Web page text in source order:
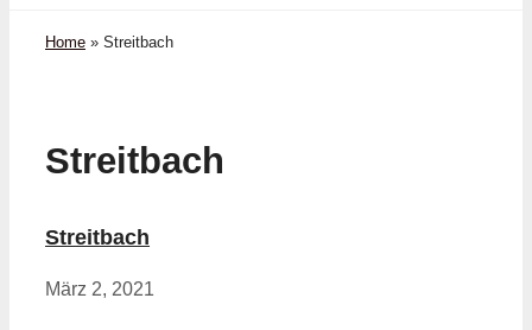
Home » Streitbach
Streitbach
Streitbach
März 2, 2021